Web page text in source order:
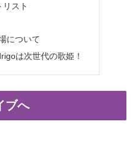
スト
について
は次世代の歌姫！
ブへ